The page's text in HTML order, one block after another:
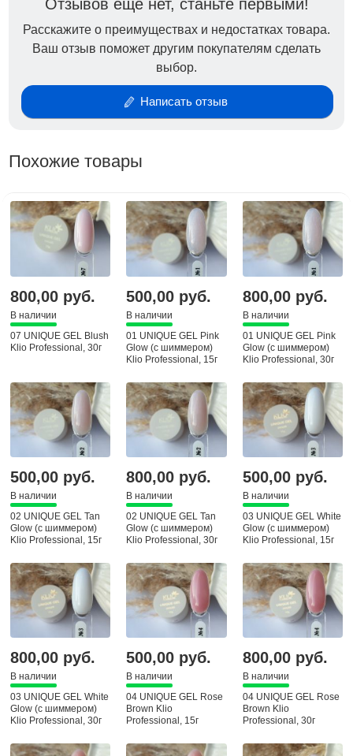
Гель Unique преимущественно является
уникальным по нескольким причинам:
используется в качестве укрепления, если не
носятся другие материалы.
выравнивание выполняется за считанные
идеально подойдет для укрепления в тонкий
гель самостоятельно выравниваться за секунды,
не создавая бортиков у кутикулы и на свободном
крае.
считается самостоятельным покрытием, скрывая
дефекты ногтевой пластины.
также используется в моделировании на верхние
формы.
консистенция позволяет работать на любой
длине.
UNIQUE GEL после полимеризации
имеет жесткую структуру и не дает
усадки, чем примечателен в носке. Гель
подходит для всех типов н/п и не
вызывает неприятных ощущений в
лампе при полимеризации (за
исключением индивидуальной реакции в
зависимости от состояния ногтевой
Рекомендации к применению от технолога:
выполнение чистого маникюра с хорошо
вздыбленными чешуйками.
нанесение подложки из пластичной базы.
нанесение базы под промаксимальный валик, а
гель в свою очередь в стык с промаксимальным
валиком во избежание отслоек.
беспрерывная полимеризация в лампе минимум
Отзывов ещё нет, станьте первыми!
Расскажите о преимуществах и недостатках товара.
Ваш отзыв поможет другим покупателям сделать
выбор.
Написать отзыв
Похожие товары
800,00 руб.
В наличии
07 UNIQUE GEL Blush
Klio Professional, 30г
500,00 руб.
В наличии
01 UNIQUE GEL Pink
Glow (с шиммером)
Klio Professional, 15г
800,00 руб.
В наличии
01 UNIQUE GEL Pink
Glow (с шиммером)
Klio Professional, 30г
500,00 руб.
В наличии
02 UNIQUE GEL Tan
Glow (с шиммером)
Klio Professional, 15г
800,00 руб.
В наличии
02 UNIQUE GEL Tan
Glow (с шиммером)
Klio Professional, 30г
500,00 руб.
В наличии
03 UNIQUE GEL White
Glow (с шиммером)
Klio Professional, 15г
800,00 руб.
В наличии
03 UNIQUE GEL White
Glow (с шиммером)
Klio Professional, 30г
500,00 руб.
В наличии
04 UNIQUE GEL Rose
Brown Klio
Professional, 15г
800,00 руб.
В наличии
04 UNIQUE GEL Rose
Brown Klio
Professional, 30г